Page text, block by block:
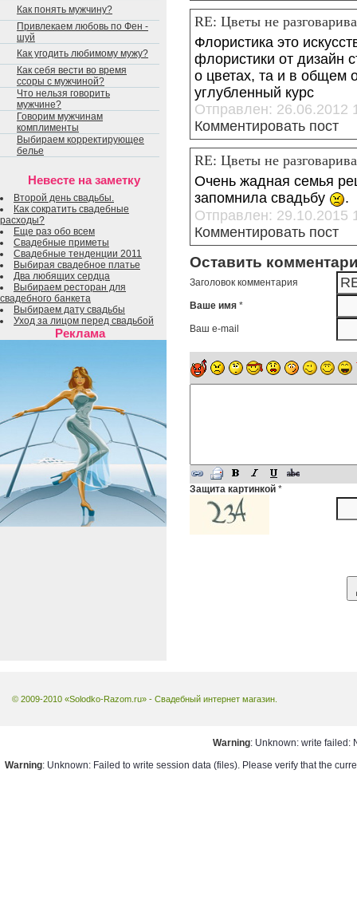
Как понять мужчину?
Привлекаем любовь по Фен -
шуй
Как угодить любимому мужу?
Как себя вести во время
ссоры с мужчиной?
Что нельзя говорить
мужчине?
Говорим мужчинам
комплименты
Выбираем корректирующее
белье
Невесте на заметку
Второй день свадьбы.
Как сократить свадебные
расходы?
Еще раз обо всем
Свадебные приметы
Свадебные тенденции 2011
Выбирая свадебное платье
Два любящих сердца
Выбираем ресторан для
свадебного банкета
Выбираем дату свадьбы
Уход за лицом перед свадьбой
Реклама
RE: Цветы не
Флористика это
флористики от дизайн
о цветах, та и в общем
углубленный курс
Отправлен: 26.06.2012
Комментировать пост
RE: Цветы не
Очень жадная семья
запомнила свадьбу
.
Отправлен: 29.10.2015
Комментировать пост
Оставить
Заголовок комментария
Ваше имя *
Ваш e-mail
Защита картинкой *
© 2009-2010 «Solodko-Razom.ru» - Свадебный интернет магазин.
Warning: Unknown: write failed:
Warning: Unknown: Failed to write session data (files). Please verify that the